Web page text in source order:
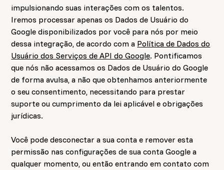
impulsionando suas interações com os talentos.
Iremos processar apenas os Dados de Usuário do
Google disponibilizados por você para nós por meio
dessa integração, de acordo com a Política de Dados do
Usuário dos Serviços de API do Google. Pontificamos
que nós não acessamos os Dados de Usuário do Google
de forma avulsa, a não que obtenhamos anteriormente
o seu consentimento, necessitando para prestar
suporte ou cumprimento da lei aplicável e obrigações
jurídicas.
Você pode desconectar a sua conta e remover esta
permissão nas configurações de sua conta Google a
qualquer momento, ou então entrando em contato com